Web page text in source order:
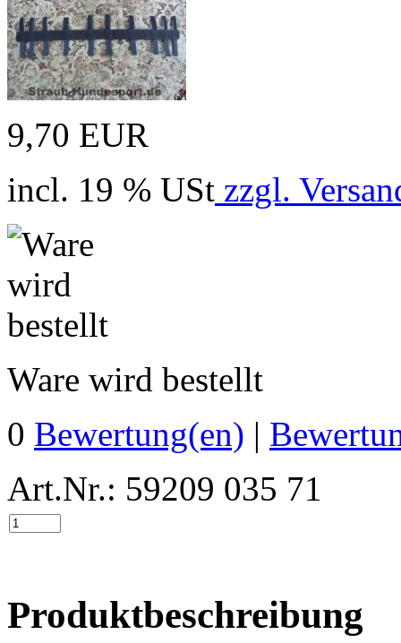
9,70 EUR
incl. 19 % USt zzgl.
Ware wird bestellt
0 Bewertung(en) |
Art.Nr.: 59209 035 71
Produktbeschreibung